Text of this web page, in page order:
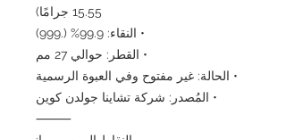
15.55 جرامًا)
• النقاء: 99.9% (.999)
• القطر: حوالي 27 مم
• الحالة: غير مفتوح وفي العبوة الرسمية
• المُصدر: شركة تشاينا جولدن كوين
⸻